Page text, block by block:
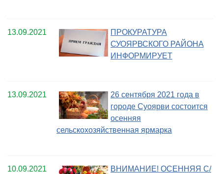
13.09.2021
ПРОКУРАТУРА
СУОЯРВСКОГО РАЙОНА
ИНФОРМИРУЕТ
13.09.2021
26 сентября 2021 года в
городе Суоярви состоится
осенняя
сельскохозяйственная ярмарка
10.09.2021
ВНИМАНИЕ! ОСЕННЯЯ С/